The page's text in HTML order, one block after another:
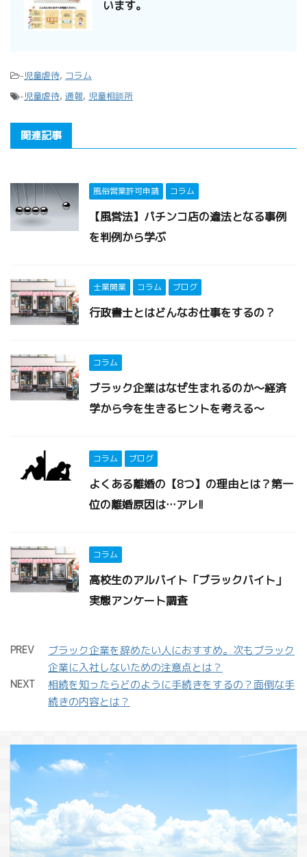
います。
-児童虐待, コラム
-児童虐待, 通報, 児童相談所
関連記事
風俗営業許可申請 コラム
【風営法】パチンコ店の違法となる事例
を判例から学ぶ
士業開業 コラム ブログ
行政書士とはどんなお仕事をするの？
コラム
ブラック企業はなぜ生まれるのか～経済
学から今を生きるヒントを考える～
コラム ブログ
よくある離婚の【8つ】の理由とは？第一
位の離婚原因は…アレ!!
コラム
高校生のアルバイト「ブラックバイト」
実態アンケート調査
PREV
ブラック企業を辞めたい人におすすめ。次もブラック
企業に入社しないための注意点とは？
NEXT
相続を知ったらどのように手続きをするの？面倒な手
続きの内容とは？